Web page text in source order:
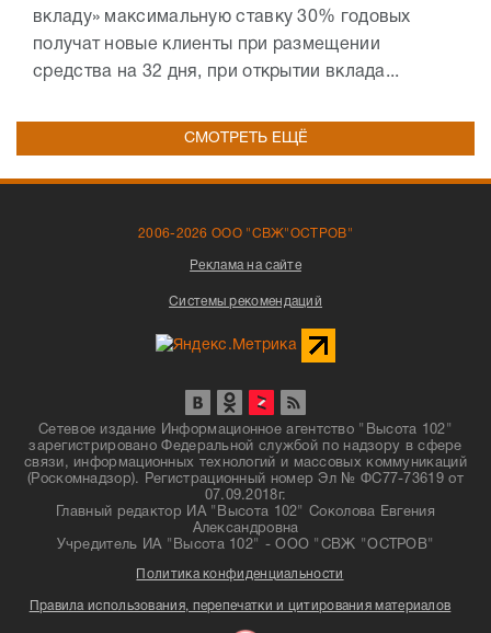
вкладу» максимальную ставку 30% годовых
получат новые клиенты при размещении
средства на 32 дня, при открытии вклада...
СМОТРЕТЬ ЕЩЁ
2006-2026 ООО "СВЖ"ОСТРОВ"
Реклама на сайте
Системы рекомендаций
Сетевое издание Информационное агентство "Высота 102"
зарегистрировано Федеральной службой по надзору в сфере
связи, информационных технологий и массовых коммуникаций
(Роскомнадзор). Регистрационный номер Эл № ФС77-73619 от
07.09.2018г.
Главный редактор ИА "Высота 102" Соколова Евгения
Александровна
Учредитель ИА "Высота 102" - ООО "СВЖ "ОСТРОВ"
Политика конфиденциальности
Правила использования, перепечатки и цитирования материалов